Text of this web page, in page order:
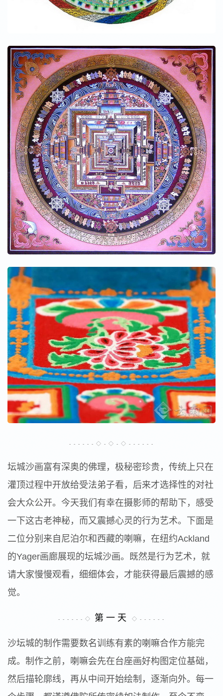
- - - - - - ◇ - ◇ - ◇ - - - - - -
坛城沙画富有深奥的佛理，极秘密珍贵，传统上只在
灌顶过程中开放给受法弟子看，后来才选择性的对社
会大众公开。今天我们有幸在摄影师的帮助下，感受
一下这古老神秘，而又震撼心灵的行为艺术。下面是
二位分别来自尼泊尔和西藏的喇嘛，在纽约Ackland
的Yager画廊展现的坛城沙画。既然是行为艺术，就
请大家慢慢观看，细细体会，才能获得最后震撼的感
觉。
- - - - - - ◇ 第 一 天 ◇ - - - - - -
沙坛城的制作需要数名训练有素的喇嘛合作方能完
成。制作之前，喇嘛会先在台座画好构图定位基础，
然后描轮廓线，再从中间开始绘制，逐渐向外。每一